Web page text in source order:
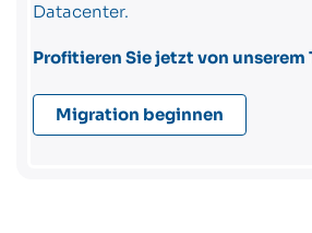
Datacenter.
Profitieren Sie jetzt von
Migration beginnen